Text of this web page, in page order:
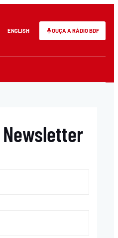
ENGLISH OUÇA A RÁDIO BDF
Newsletter